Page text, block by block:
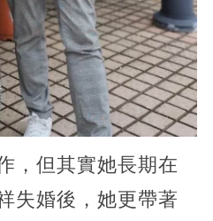
，但其實她長期在
失婚後，她更帶著